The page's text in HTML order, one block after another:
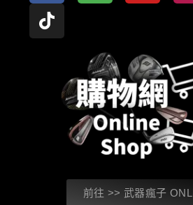
前往 >> 武器瘋子